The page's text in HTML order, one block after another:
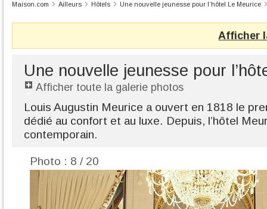
Maison.com Ailleurs Hôtels Une nouvelle jeunesse pour l’hôtel Le Meurice
Afficher
Une nouvelle jeunesse pour
Afficher toute la galerie photos
Louis Augustin Meurice a ouvert en 1818 le
dédié au confort et au luxe. Depuis, l’hôtel
contemporain.
Photo : 8 / 20